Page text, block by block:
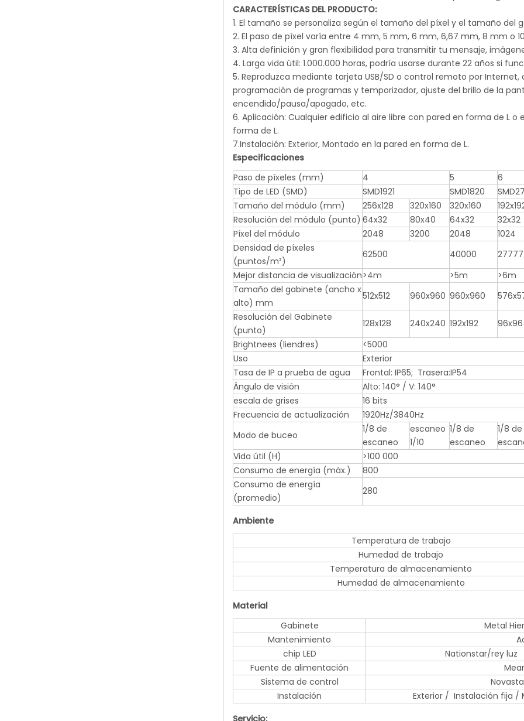
CARACTERÍSTICAS DEL PRODUCTO:
1. El tamaño se personaliza según el tamaño del píxel y el tamaño del
2. El paso de píxel varía entre 4 mm, 5 mm, 6 mm, 6,67 mm, 8 mm o
3. Alta definición y gran flexibilidad para transmitir tu mensaje,
4. Larga vida útil: 1.000.000 horas, podría usarse durante 22 años si
5. Reproduzca mediante tarjeta USB/SD o control remoto por
programación de programas y temporizador, ajuste del brillo de la
encendido/pausa/apagado, etc.
6. Aplicación: Cualquier edificio al aire libre con pared en forma de L
forma de L.
7.Instalación: Exterior, Montado en la pared en forma de L.
Especificaciones
Paso de píxeles (mm)
4 5 6
Tipo de LED (SMD)
SMD1921 SMD1820
Tamaño del módulo (mm)
256x128 320x160 320x160
Resolución del módulo (punto) 64x32 80x40 64x32 32x32
Píxel del módulo
2048 3200 2048 1024
Densidad de píxeles
(puntos/m²)
62500 40000 27777
Mejor distancia de visualización>4m >5m >6m
Tamaño del gabinete (ancho x
alto) mm
512x512 960x960 960x960
Resolución del Gabinete
(punto)
128x128 240x240 192x192 96x96
Brightnees (liendres)
<5000
Uso
Exterior
Tasa de IP a prueba de agua
Frontal: IP65; Trasera:IP54
Ángulo de visión
Alto: 140° / V: 140°
escala de grises
16 bits
Frecuencia de actualización
1920Hz/3840Hz
Modo de buceo
1/8 de
escaneo
escaneo
1/10
1/8 de
escaneo
1/8 de
Vida útil (H)
>100 000
Consumo de energía (máx.)
800
Consumo de energía
(promedio)
280
Ambiente
Temperatura de trabajo
Humedad de trabajo
Temperatura de almacenamiento
Humedad de almacenamiento
Material
Gabinete
Metal
Mantenimiento
chip LED
Nationstar/rey luz
Fuente de alimentación
Sistema de control
Instalación
Exterior / Instalación fija /
Servicio: